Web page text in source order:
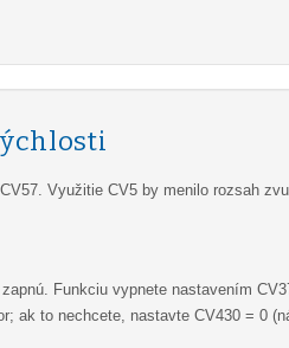
Využitie CV5 by menilo rozsah
Funkciu vypnete nastavením
ak to nechcete, nastavte CV430 = 0